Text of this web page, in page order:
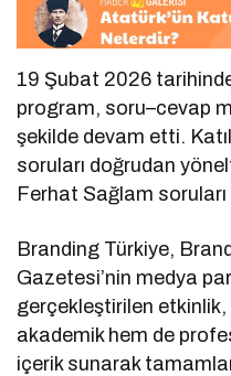
19 Şubat 2026
program, soru–cevap
şekilde devam etti.
soruları doğrudan
Ferhat Sağlam soruları
Branding Türkiye,
Gazetesi’nin medya
gerçekleştirilen etkinlik,
akademik hem de
içerik sunarak